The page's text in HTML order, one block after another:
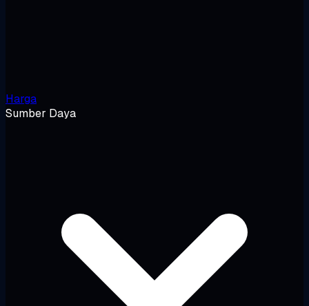
Harga
Sumber Daya